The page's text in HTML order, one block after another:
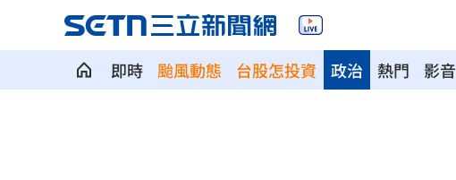
即時 颱風動態 台股怎投資 熱門 影音
政治